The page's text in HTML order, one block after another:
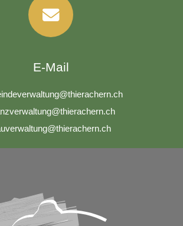
E-Mail
nd v rw lt ng th r ch rn ch
nzv rw lt ng th r ch rn ch
v rw lt ng th r ch rn ch